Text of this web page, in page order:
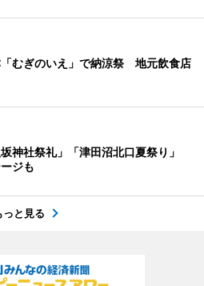
むぎのいえ」で納涼祭 地元飲食店
神社祭礼」「津田沼北口夏祭り」
ジも
っと見る